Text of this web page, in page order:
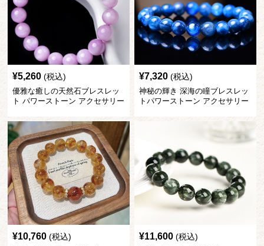
¥5,260 (税込)
優雅な癒しの天然石ブレスレッ
ト パワーストーン アクセサリー
¥7,320 (税込)
神秘の輝き 深海の瞳ブレスレッ
トパワーストーン アクセサリー
¥10,760 (税込) ¥11,600 (税込)